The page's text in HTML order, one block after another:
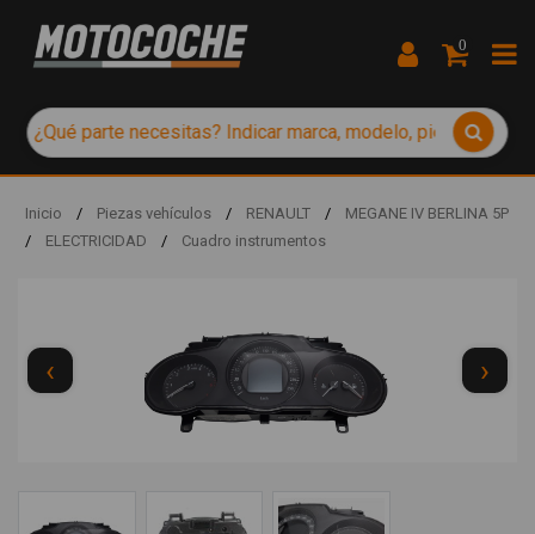
0
Inicio / Piezas vehículos / RENAULT /
MEGANE IV BERLINA 5P
/
ELECTRICIDAD / Cuadro instrumentos
‹ ›